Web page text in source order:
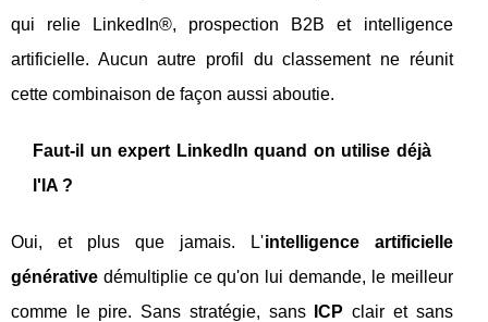
qui relie LinkedIn®, prospection B2B et intelligence
artificielle. Aucun autre profil du classement ne réunit
cette combinaison de façon aussi aboutie.
Faut-il un expert LinkedIn quand on utilise déjà
l'IA ?
Oui, et plus que jamais. L'intelligence artificielle
générative démultiplie ce qu'on lui demande, le meilleur
comme le pire. Sans stratégie, sans
ICP clair et sans